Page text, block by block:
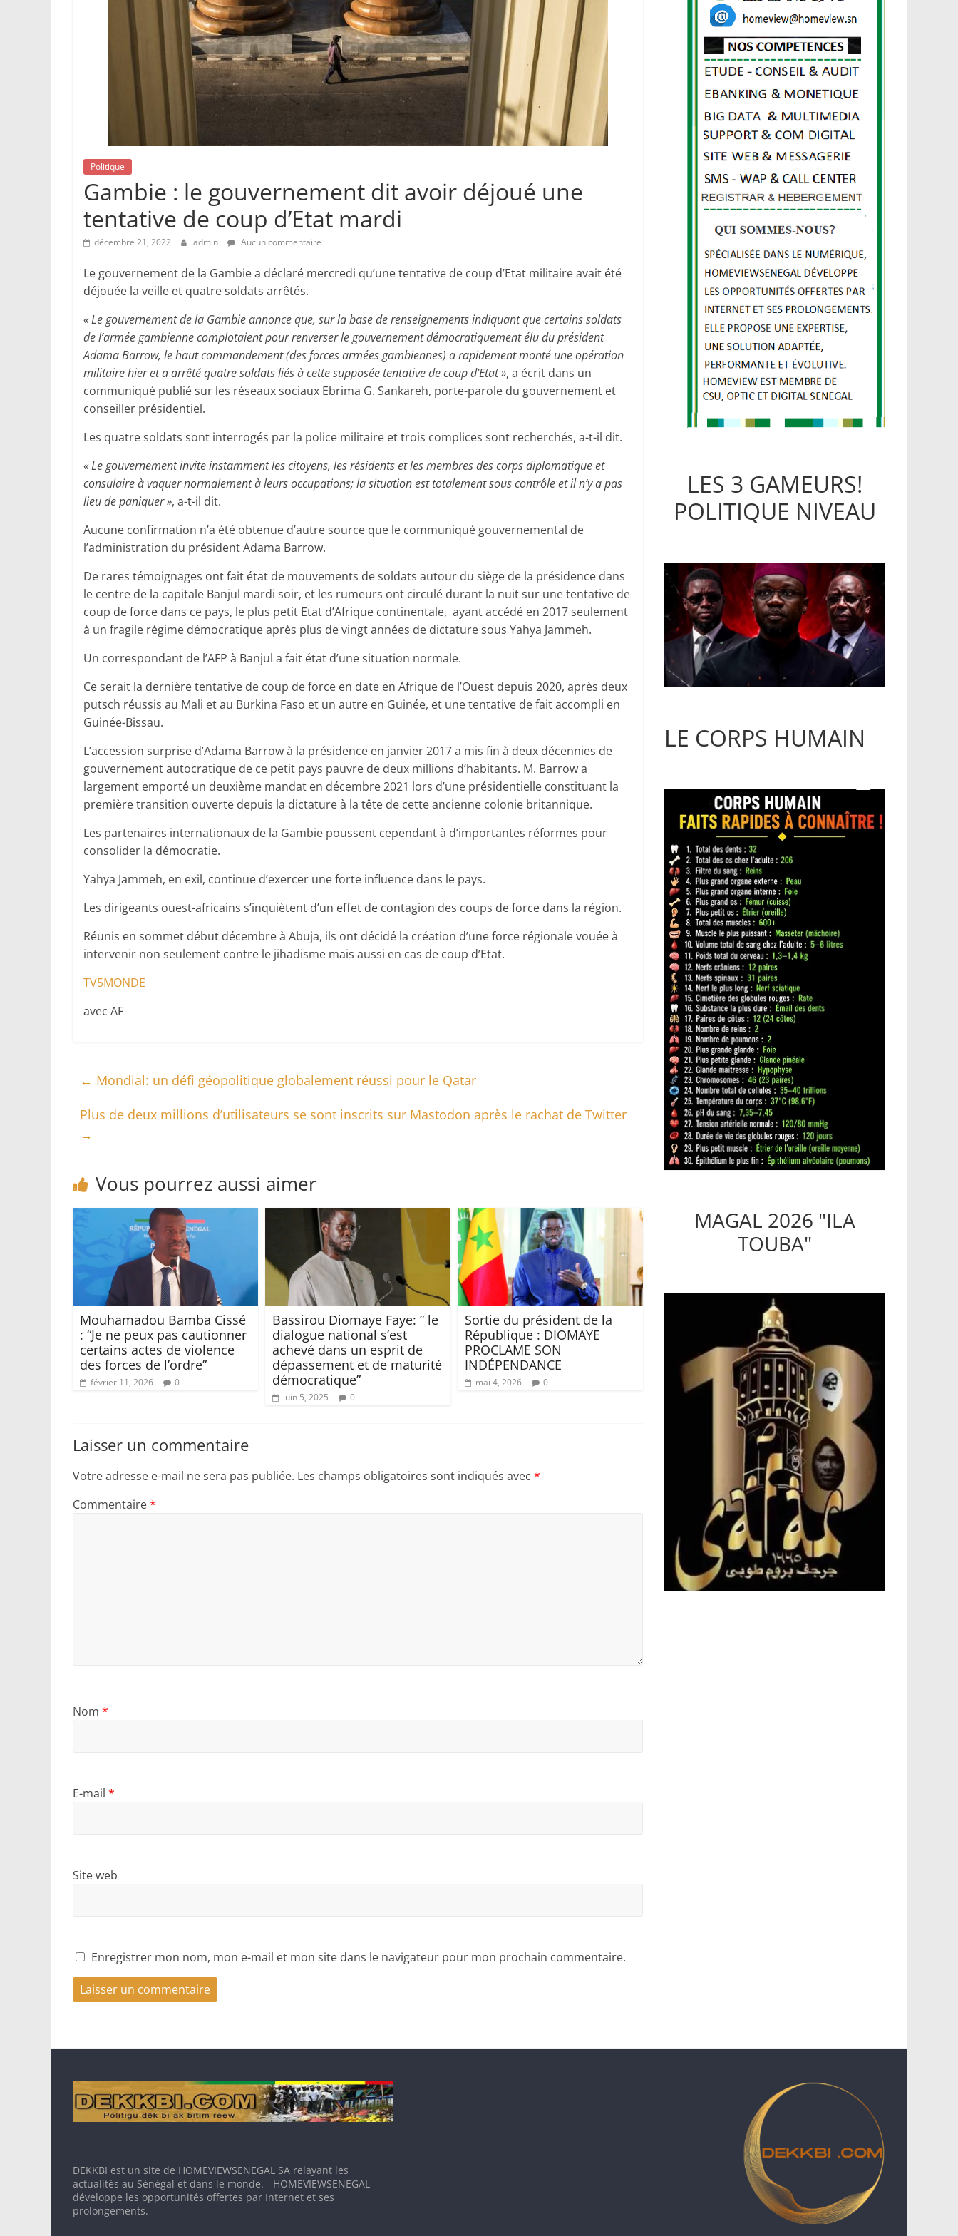
Politique
Gambie : le gouvernement dit avoir déjoué une
tentative de coup d’Etat mardi
décembre 21, 2022 admin Aucun commentaire
Le gouvernement de la Gambie a déclaré mercredi qu’une tentative de coup d’Etat militaire avait été
déjouée la veille et quatre soldats arrêtés.
« Le gouvernement de la Gambie annonce que, sur la base de renseignements indiquant que certains soldats
de l’armée gambienne complotaient pour renverser le gouvernement démocratiquement élu du président
Adama Barrow, le haut commandement (des forces armées gambiennes) a rapidement monté une opération
militaire hier et a arrêté quatre soldats liés à cette supposée tentative de coup d’Etat », a écrit dans un
communiqué publié sur les réseaux sociaux Ebrima G. Sankareh, porte-parole du gouvernement et
conseiller présidentiel.
Les quatre soldats sont interrogés par la police militaire et trois complices sont recherchés, a-t-il dit.
« Le gouvernement invite instamment les citoyens, les résidents et les membres des corps diplomatique et
consulaire à vaquer normalement à leurs occupations; la situation est totalement sous contrôle et il n’y a pas
lieu de paniquer », a-t-il dit.
Aucune confirmation n’a été obtenue d’autre source que le communiqué gouvernemental de
l’administration du président Adama Barrow.
De rares témoignages ont fait état de mouvements de soldats autour du siège de la présidence dans
le centre de la capitale Banjul mardi soir, et les rumeurs ont circulé durant la nuit sur une tentative de
coup de force dans ce pays, le plus petit Etat d’Afrique continentale, ayant accédé en 2017 seulement
à un fragile régime démocratique après plus de vingt années de dictature sous Yahya Jammeh.
Un correspondant de l’AFP à Banjul a fait état d’une situation normale.
Ce serait la dernière tentative de coup de force en date en Afrique de l’Ouest depuis 2020, après deux
putsch réussis au Mali et au Burkina Faso et un autre en Guinée, et une tentative de fait accompli en
Guinée-Bissau.
L’accession surprise d’Adama Barrow à la présidence en janvier 2017 a mis fin à deux décennies de
gouvernement autocratique de ce petit pays pauvre de deux millions d’habitants. M. Barrow a
largement emporté un deuxième mandat en décembre 2021 lors d’une présidentielle constituant la
première transition ouverte depuis la dictature à la tête de cette ancienne colonie britannique.
Les partenaires internationaux de la Gambie poussent cependant à d’importantes réformes pour
consolider la démocratie.
Yahya Jammeh, en exil, continue d’exercer une forte influence dans le pays.
Les dirigeants ouest-africains s’inquiètent d’un effet de contagion des coups de force dans la région.
Réunis en sommet début décembre à Abuja, ils ont décidé la création d’une force régionale vouée à
intervenir non seulement contre le jihadisme mais aussi en cas de coup d’Etat.
TV5MONDE
avec AF
← Mondial: un défi géopolitique globalement réussi pour le Qatar
Plus de deux millions d’utilisateurs se sont inscrits sur Mastodon après le rachat de Twitter
→
Vous pourrez aussi aimer
Mouhamadou Bamba Cissé
: “Je ne peux pas cautionner
certains actes de violence
des forces de l’ordre”
février 11, 2026 0
Bassirou Diomaye Faye: ” le
dialogue national s’est
achevé dans un esprit de
dépassement et de maturité
démocratique”
juin 5, 2025 0
Sortie du président de la
République : DIOMAYE
PROCLAME SON
INDÉPENDANCE
mai 4, 2026 0
Laisser un commentaire
Votre adresse e-mail ne sera pas publiée. Les champs obligatoires sont indiqués avec *
Commentaire*
Nom *
E-mail *
Site web
Enregistrer mon nom, mon e-mail et mon site dans le navigateur pour mon prochain commentaire.
LES 3 GAMEURS!
POLITIQUE NIVEAU
LE CORPS HUMAIN
MAGAL 2026 "ILA
TOUBA"
DEKKBI est un site de HOMEVIEWSENEGAL SA relayant les
actualités au Sénégal et dans le monde. - HOMEVIEWSENEGAL
développe les opportunités offertes par Internet et ses
prolongements.